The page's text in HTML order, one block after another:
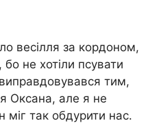
весілля за кордоном,
не хотіли псувати
тим,
Оксана, але я не
міг так обдурити нас.